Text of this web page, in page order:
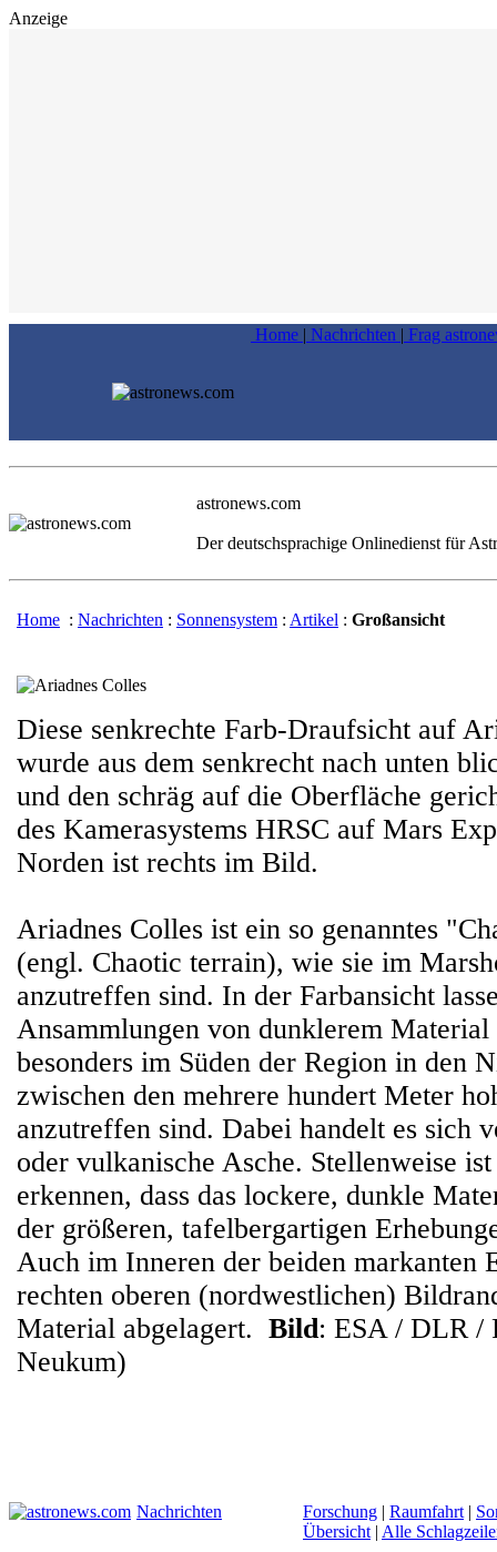
Anzeige
Home | Nachrichten | Frag
astronews.com
Der deutschsprachige Onlinedienst für
Home : Nachrichten : Sonnensystem : Artikel : Großansicht
Diese senkrechte Farb-Draufsicht auf
wurde aus dem senkrecht nach unten
und den schräg auf die Oberfläche
des Kamerasystems HRSC auf Mars
Norden ist rechts im Bild.
Ariadnes Colles ist ein so genanntes
(engl. Chaotic terrain), wie sie im
anzutreffen sind. In der Farbansicht
Ansammlungen von dunklerem Material
besonders im Süden der Region in den
zwischen den mehrere hundert Meter
anzutreffen sind. Dabei handelt es sich
oder vulkanische Asche. Stellenweise
erkennen, dass das lockere, dunkle
der größeren, tafelbergartigen
Auch im Inneren der beiden markanten
rechten oberen (nordwestlichen)
Material abgelagert. Bild: ESA / DLR /
Neukum)
Nachrichten Forschung | Raumfahrt |
Übersicht | Alle